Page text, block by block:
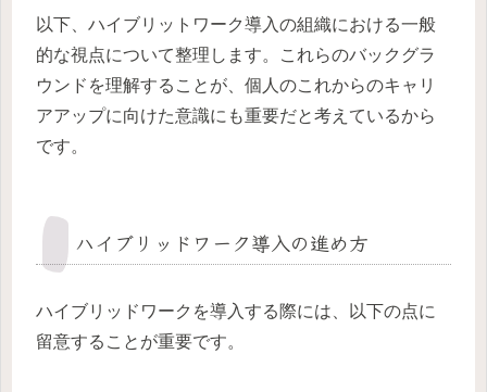
以下、ハイブリットワーク導入の組織における一般
的な視点について整理します。これらのバックグラ
ウンドを理解することが、個人のこれからのキャリ
アアップに向けた意識にも重要だと考えているから
です。
ハイブリッドワーク導入の進め方
ハイブリッドワークを導入する際には、以下の点に
留意することが重要です。